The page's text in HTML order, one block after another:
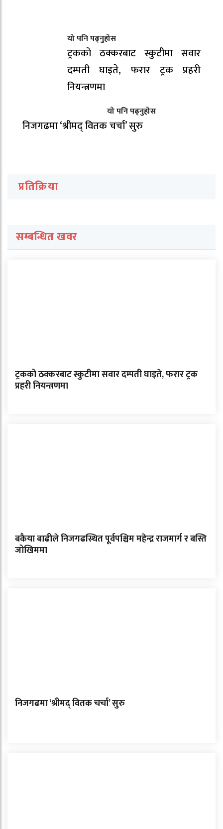
यो पनि पढ्नुहोस
ट्रकको ठक्करबाट स्कुटीमा सवार
दम्पती घाइते, फरार ट्रक प्रहरी
नियन्त्रणमा
यो पनि पढ्नुहोस
निजगढमा ‘श्रीमद् वितक चर्चा’ सुरु
प्रतिक्रिया
सम्बन्धित खवर
ट्रकको ठक्करबाट स्कुटीमा सवार दम्पती घाइते, फरार ट्रक
प्रहरी नियन्त्रणमा
बकैया बाढीले निजगढस्थित पूर्वपश्चिम महेन्द्र राजमार्ग र बस्ति
जोखिममा
निजगढमा ‘श्रीमद् वितक चर्चा’ सुरु